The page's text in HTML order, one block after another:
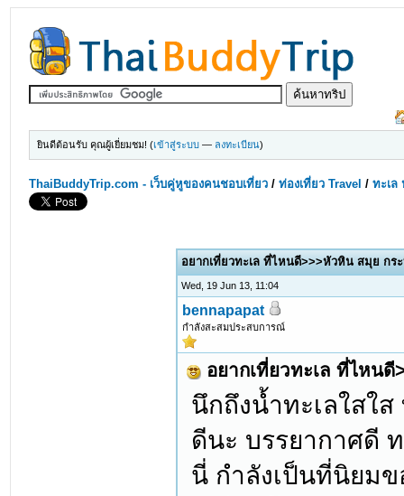
ยินดีต้อนรับ คุณผู้เยี่ยมชม! (เข้าสู่ระบบ — ลงทะเบียน)
ThaiBuddyTrip.com - เว็บคู่หูของคนชอบเที่ยว /ท่องเที่ยว Travel /ทะเล
อยากเที่ยวทะเล ที่ไหนดี>>>หัวหิน สมุย กร
Wed, 19 Jun 13, 11:04
bennapapat
กำลังสะสมประสบการณ์
อยากเที่ยวทะเล ที่ไหน
นึกถึงน้ำทะเลใสใ
ดีนะ บรรยากาศดี
นี่ กำลังเป็นที่นิยมข